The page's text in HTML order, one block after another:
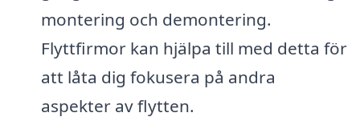
montering och demontering.
Flyttfirmor kan hjälpa till med detta för
att låta dig fokusera på andra
aspekter av flytten.